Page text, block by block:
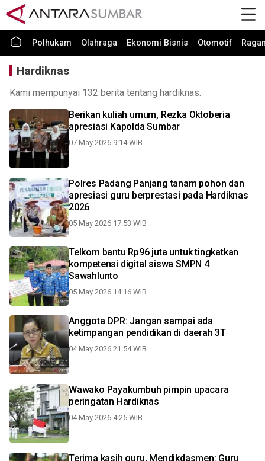
Polhukam Olahraga Ekonomi Bisnis Otomotif
Hardiknas
Kami mempunyai 132 berita tentang hardiknas.
Berikan kuliah umum, Rezka Oktoberia
apresiasi Kapolda Sumbar
07 May 2026 9:14 WIB
Polres Padang Panjang tanam pohon dan
apresiasi guru berprestasi pada Hardiknas
2026
05 May 2026 17:53 WIB
Telkom bantu Rp96 juta untuk tingkatkan
kompetensi digital siswa SMPN 4
Sawahlunto
05 May 2026 14:16 WIB
Anggota DPR: Jangan sampai ada
ketimpangan pendidikan di daerah 3T
04 May 2026 21:54 WIB
Wawako Payakumbuh pimpin upacara
peringatan Hardiknas
04 May 2026 4:25 WIB
Terima kasih guru, Mendikdasmen: Guru